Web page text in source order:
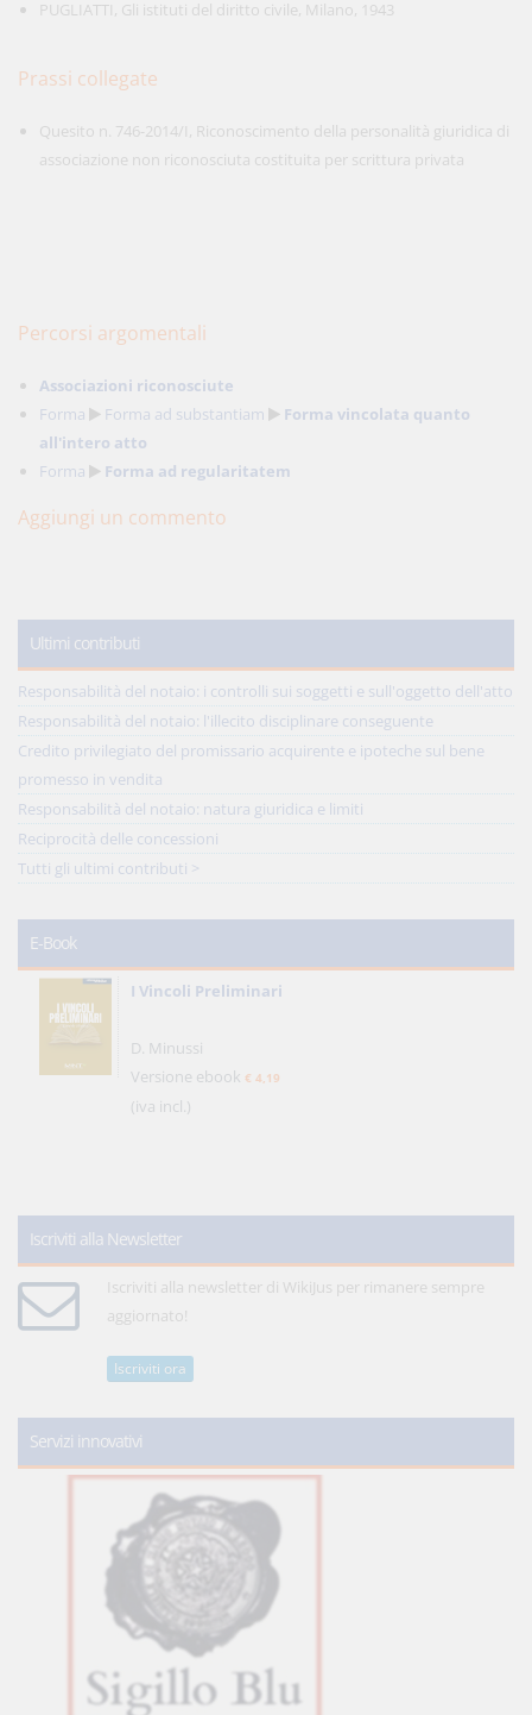
PUGLIATTI, Gli istituti del diritto civile, Milano, 1943
Prassi collegate
Quesito n. 746-2014/I, Riconoscimento della personalità giuridica di
associazione non riconosciuta costituita per scrittura privata
Percorsi argomentali
Associazioni riconosciute
Forma
Forma ad substantiam
Forma vincolata quanto
all'intero atto
Forma
Forma ad regularitatem
Aggiungi un commento
Ultimi contributi
Responsabilità del notaio: i controlli sui soggetti e sull'oggetto dell'atto
Responsabilità del notaio: l'illecito disciplinare conseguente
Credito privilegiato del promissario acquirente e ipoteche sul bene
promesso in vendita
Responsabilità del notaio: natura giuridica e limiti
Reciprocità delle concessioni
Tutti gli ultimi contributi >
E-Book
I Vincoli Preliminari
D. Minussi
Versione ebook € 4,19
(iva incl.)
Iscriviti alla Newsletter
Iscriviti alla newsletter di WikiJus per rimanere sempre
aggiornato!
Iscriviti ora
Servizi innovativi